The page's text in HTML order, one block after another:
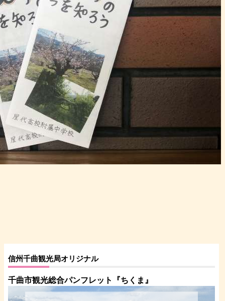
信州千曲観光局オリジナル
千曲市観光総合パンフレット 『ちくま 』